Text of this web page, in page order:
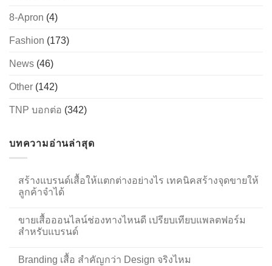
8-Apron (4)
Fashion (173)
News (46)
Other (142)
TNP บอกต่อ (342)
บทความอ่านล่าสุด
สร้างแบรนด์เสื้อให้แตกต่างอย่างไร เทคนิคสร้างจุดขายให้
ลูกค้าจำได้
ขายเสื้อออนไลน์ช่องทางไหนดี เปรียบเทียบแพลตฟอร์ม
สำหรับแบรนด์
Branding เสื้อ สำคัญกว่า Design จริงไหม